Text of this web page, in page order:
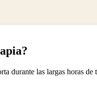
durante las largas horas